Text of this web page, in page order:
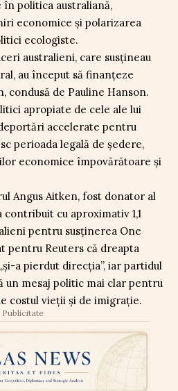
politica australiană,
economice și polarizarea
ecologiste.
australieni, care susțineau
au început să finanțeze
condusă de Pauline Hanson.
apropiate de cele ale lui
accelerate pentru
perioada legală de ședere,
economice împovărătoare și
Angus Aitken, fost donator al
cu aproximativ 1,1
pentru susținerea One
pentru Reuters că dreapta
a pierdut direcția”, iar partidul
un mesaj politic mai clar pentru
costul vieții și de imigrație.
Publicitate